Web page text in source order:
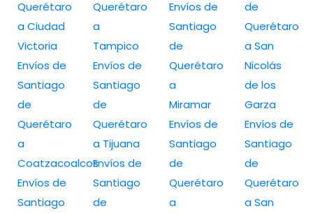
Querétaro
a Ciudad
Victoria
Envíos de
Santiago
de
Querétaro
a
Coatzacoalcos
Envíos de
Santiago
Querétaro
a
Tampico
Envíos de
Santiago
de
Querétaro
a Tijuana
Envíos de
Santiago
de
Envíos de
Santiago
de
Querétaro
a
Miramar
Envíos de
Santiago
de
Querétaro
a
de
Querétaro
a San
Nicolás
de los
Garza
Envíos de
Santiago
de
Querétaro
a San